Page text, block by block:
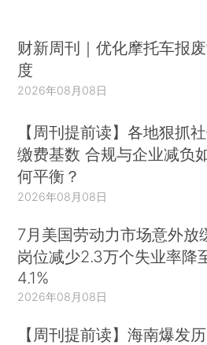
财新周刊｜优化摩托车报
度
2026年08月08日
【周刊提前读】各地狠抓
缴费基数 合规与企业减负
何平衡？
2026年08月08日
7月美国劳动力市场意外放
岗位减少2.3万个失业率降
4.1%
2026年08月08日
【周刊提前读】海南爆发